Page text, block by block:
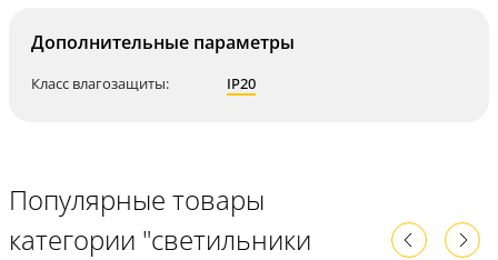
Дополнительные параметры
Класс влагозащиты: IP20
Популярные товары
категории "светильники